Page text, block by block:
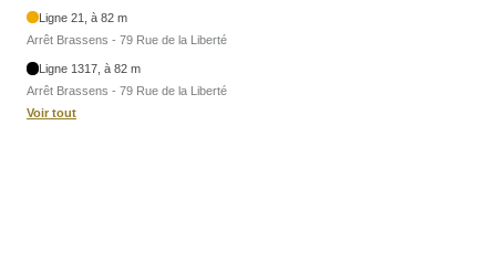
Ligne 21, à 82 m
Arrêt Brassens - 79 Rue de la Liberté
Ligne 1317, à 82 m
Arrêt Brassens - 79 Rue de la Liberté
Voir tout